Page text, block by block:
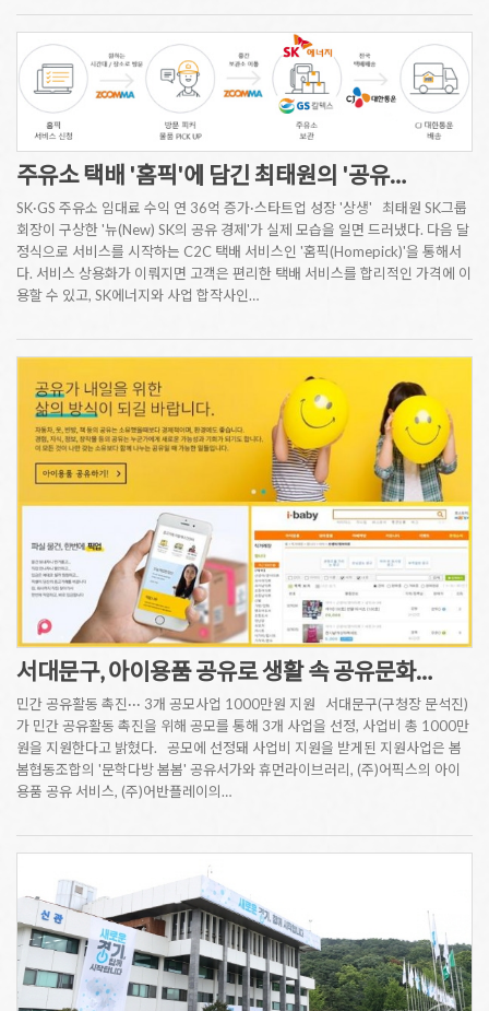
주유소 택배 '홈픽'에 담긴 최태원의 '공유…
SK·GS 주유소 임대료 수익 연 36억 증가·스타트업 성장 '상생' 최태원 SK그룹
회장이 구상한 '뉴(New) SK의 공유 경제'가 실제 모습을 일면 드러냈다. 다음 달
정식으로 서비스를 시작하는 C2C 택배 서비스인 '홈픽(Homepick)'을 통해서
다. 서비스 상용화가 이뤄지면 고객은 편리한 택배 서비스를 합리적인 가격에 이
용할 수 있고, SK에너지와 사업 합작사인…
서대문구, 아이용품 공유로 생활 속 공유문화…
민간 공유활동 촉진··· 3개 공모사업 1000만원 지원 서대문구(구청장 문석진)
가 민간 공유활동 촉진을 위해 공모를 통해 3개 사업을 선정, 사업비 총 1000만
원을 지원한다고 밝혔다. 공모에 선정돼 사업비 지원을 받게된 지원사업은 봄
봄협동조합의 '문학다방 봄봄' 공유서가와 휴먼라이브러리, (주)어픽스의 아이
용품 공유 서비스, (주)어반플레이의…